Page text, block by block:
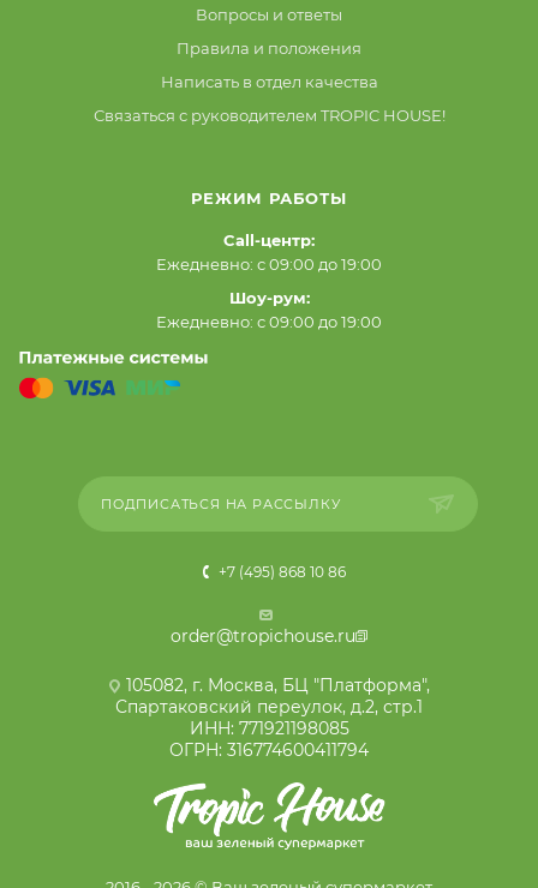
Вопросы и ответы
Правила и положения
Написать в отдел качества
Связаться с руководителем TROPIC HOUSE!
РЕЖИМ РАБОТЫ
Call-центр:
Ежедневно: с 09:00 до 19:00
Шоу-рум:
Ежедневно: с 09:00 до 19:00
ПОДПИСАТЬСЯ НА РАССЫЛКУ
+7 (495) 868 10 86
order@tropichouse.ru
105082, г. Москва, БЦ "Платформа",
Спартаковский переулок, д.2, стр.1
ИНН: 771921198085
ОГРН: 316774600411794